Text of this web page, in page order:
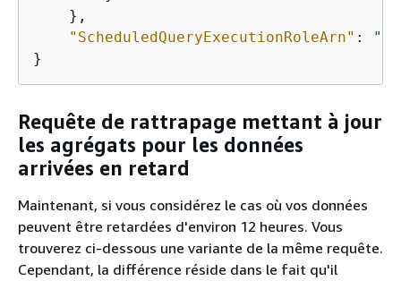
    },
"ScheduledQueryExecutionRoleArn" :
}
Requête de rattrapage mettant à jour
les agrégats pour les données
arrivées en retard
Maintenant, si vous considérez le cas où vos données
peuvent être retardées d'environ 12 heures. Vous
trouverez ci-dessous une variante de la même requête.
Cependant, la différence réside dans le fait qu'il